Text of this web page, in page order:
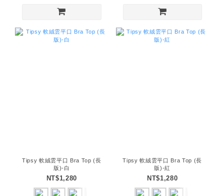
Tipsy 軟絨雲平口 Bra Top (長
版)-白
NT$1,280
Tipsy 軟絨雲平口 Bra Top (長
版)-紅
NT$1,280